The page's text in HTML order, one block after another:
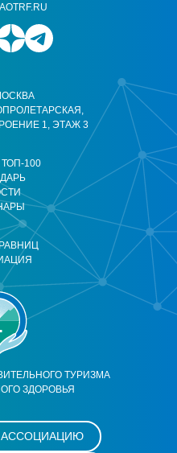
ТУРИЗМА
ЗДОРОВЬЯ
100
1, ЭТАЖ 3
АССОЦИАЦИЮ